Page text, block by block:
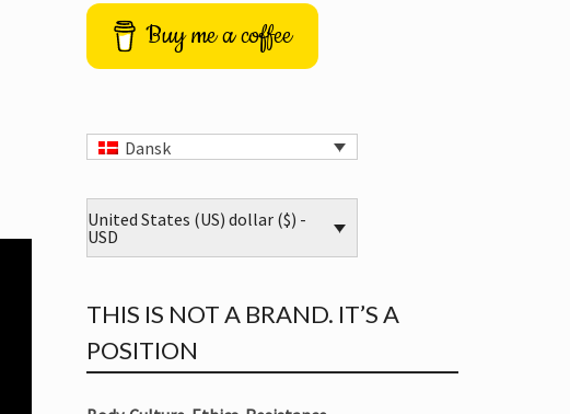
Buy me a coffee
Dansk
United States (US) dollar ($) -
USD
THIS IS NOT A BRAND. IT’S A
POSITION